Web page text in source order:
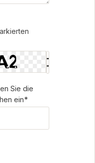
Sie die
ein*